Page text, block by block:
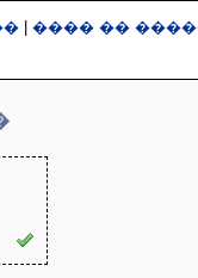
���� ��